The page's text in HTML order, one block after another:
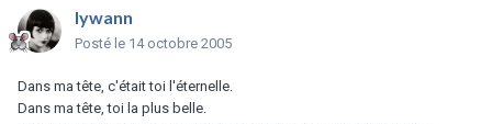
lywann
Posté le 14 octobre 2005
Dans ma tête, c'était toi l'éternelle.
Dans ma tête, toi la plus belle.